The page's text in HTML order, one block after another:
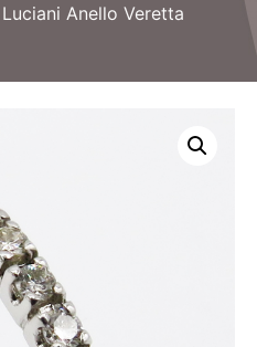
Luciani Anello Veretta